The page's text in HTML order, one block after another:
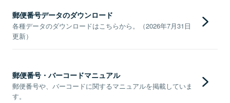
郵便番号データのダウンロード
各種データのダウンロードはこちらから。（2026年7月31日
更新）
郵便番号・バーコードマニュアル
郵便番号や、バーコードに関するマニュアルを掲載していま
す。